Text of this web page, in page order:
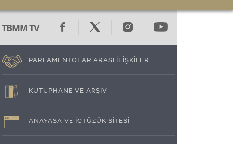
TBMM TV
PARLAMENTOLAR ARASI İLİŞKİLER
KÜTÜPHANE VE ARŞİV
ANAYASA VE İÇTÜZÜK SİTESİ